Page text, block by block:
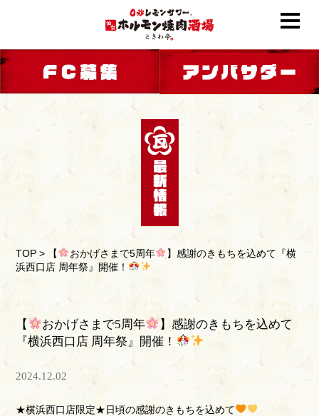
TOP > 【 おかげさまで5周年
】感謝のきもちを込めて『横
浜西口店 周年祭』開催！
【 おかげさまで5周年
】感謝のきもちを込めて
『横浜西口店 周年祭』開催！
2024.12.02
★横浜西口店限定★日頃の感謝のきもちを込めて